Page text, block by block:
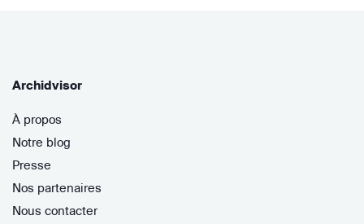
Archidvisor
À propos
Notre blog
Presse
Nos partenaires
Nous contacter